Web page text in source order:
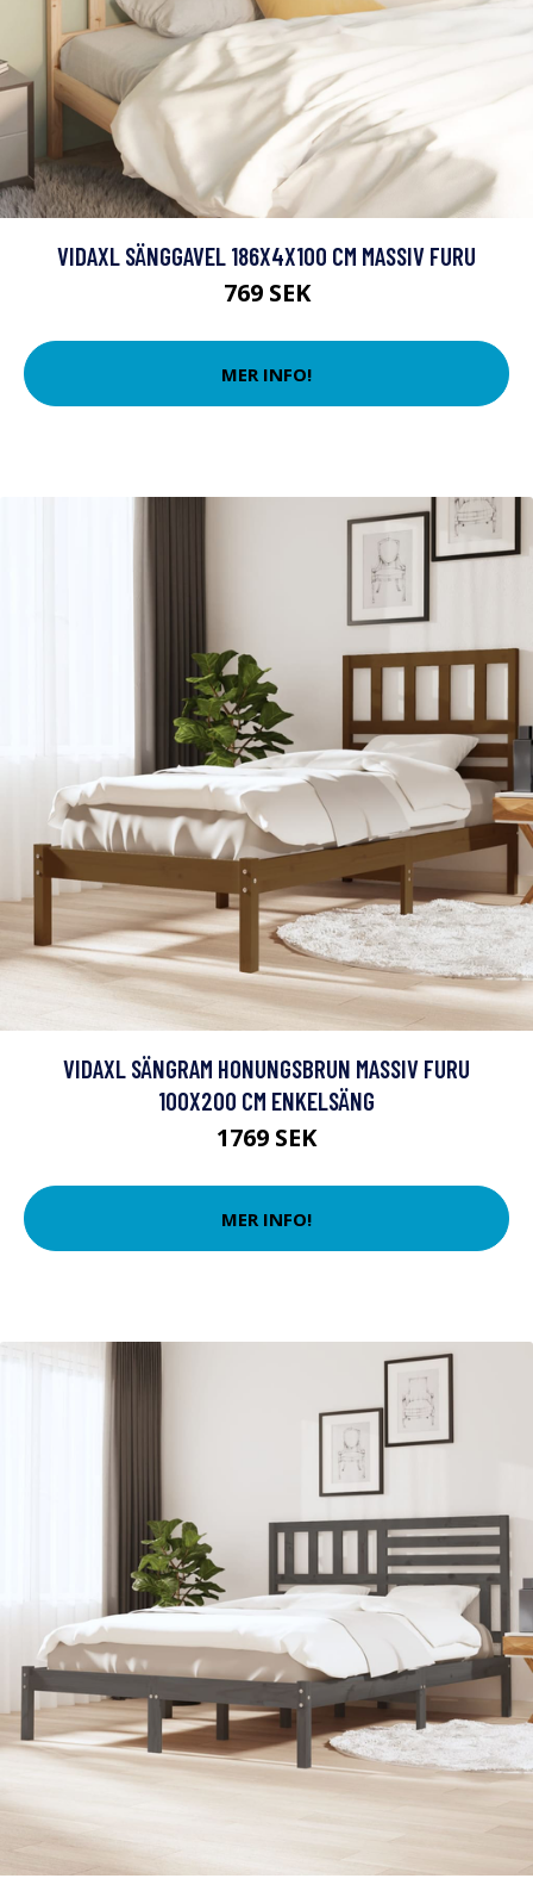
VIDAXL SÄNGGAVEL 186X4X100 CM MASSIV FURU
769 SEK
MER INFO!
VIDAXL SÄNGRAM HONUNGSBRUN MASSIV FURU
100X200 CM ENKELSÄNG
1769 SEK
MER INFO!